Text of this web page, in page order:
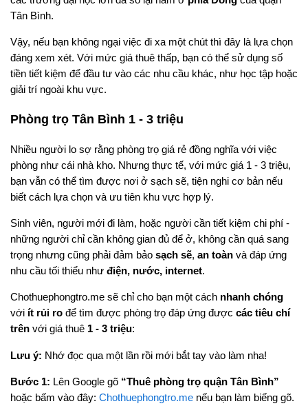
Tân Bình.
Vậy, nếu bạn không ngại việc đi xa một chút thì đây là lựa chọn
đáng xem xét. Với mức giá thuê thấp, bạn có thể sử dụng số
tiền tiết kiệm để đầu tư vào các nhu cầu khác, như học tập hoặc
giải trí ngoài khu vực.
Phòng trọ Tân Bình 1 - 3 triệu
Nhiều người lo sợ rằng phòng trọ giá rẻ đồng nghĩa với việc
phòng như cái nhà kho. Nhưng thực tế, với mức giá 1 - 3 triệu,
bạn vẫn có thể tìm được nơi ở sạch sẽ, tiện nghi cơ bản nếu
biết cách lựa chọn và ưu tiên khu vực hợp lý.
Sinh viên, người mới đi làm, hoặc người cần tiết kiệm chi phí -
những người chỉ cần không gian đủ để ở, không cần quá sang
trọng nhưng cũng phải đảm bảo sạch sẽ, an toàn và đáp ứng
nhu cầu tối thiểu như điện, nước, internet.
Chothuephongtro.me sẽ chỉ cho bạn một cách nhanh chóng
với ít rủi ro để tìm được phòng trọ đáp ứng được các tiêu chí
trên với giá thuê 1 - 3 triệu:
Lưu ý: Nhớ đọc qua một lần rồi mới bắt tay vào làm nha!
Bước 1: Lên Google gõ “Thuê phòng trọ quận Tân Bình”
hoặc bấm vào đây: Chothuephongtro.me nếu bạn làm biếng gõ.